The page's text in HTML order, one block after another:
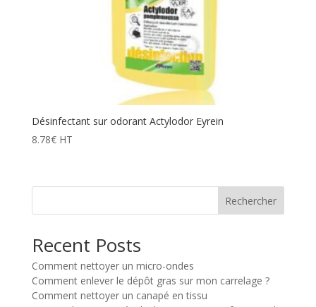
Désinfectant sur odorant Actylodor Eyrein
8.78€ HT
Rechercher
Recent Posts
Comment nettoyer un micro-ondes
Comment enlever le dépôt gras sur mon carrelage ?
Comment nettoyer un canapé en tissu